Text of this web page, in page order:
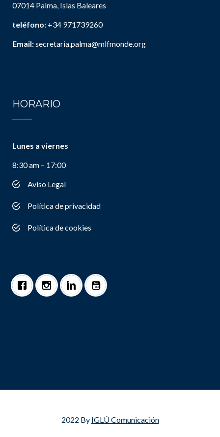
07014 Palma, Islas Baleares
teléfono: +34 971739260
Email:secretaria.palma@mlfmonde.org
HORARIO
Lunes a viernes
8:30 am – 17:00
Aviso Legal
Política de privacidad
Política de cookies
2022 By IGLÚ Comunicación